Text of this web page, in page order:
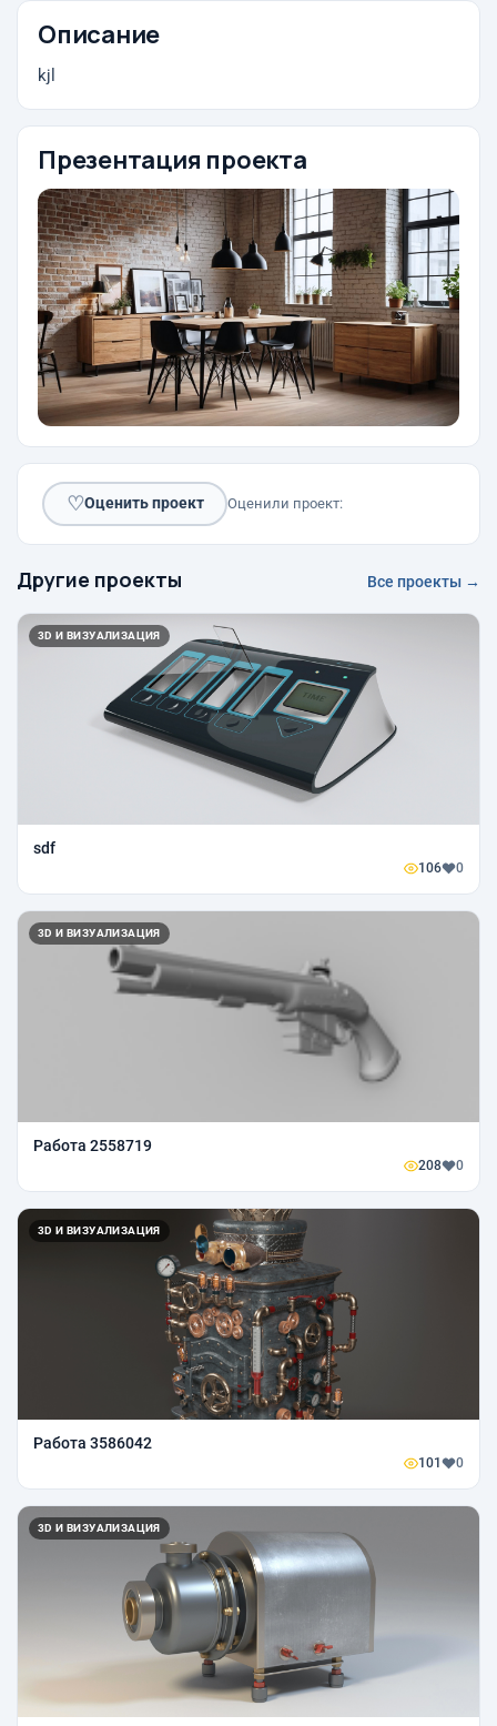
Описание
kjl
Презентация проекта
♡Оценить проект Оценили проект:
Другие проекты Все проекты →
3D И ВИЗУАЛИЗАЦИЯ
sdf
106 0
3D И ВИЗУАЛИЗАЦИЯ
Работа 2558719
208 0
3D И ВИЗУАЛИЗАЦИЯ
Работа 3586042
101 0
3D И ВИЗУАЛИЗАЦИЯ